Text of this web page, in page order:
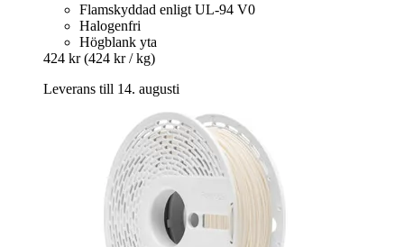
Flamskyddad enligt UL-94 V0
Halogenfri
Högblank yta
424 kr (424 kr / kg)
Leverans till 14. augusti